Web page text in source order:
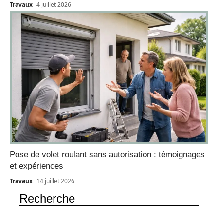
Travaux 4 juillet 2026
Pose de volet roulant sans autorisation : témoignages
et expériences
Travaux 14 juillet 2026
Recherche